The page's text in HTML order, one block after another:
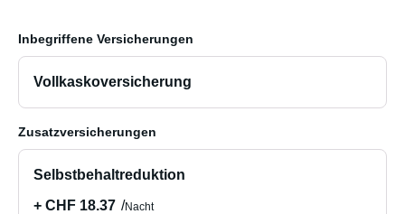
Inbegriffene Versicherungen
Vollkaskoversicherung
Zusatzversicherungen
Selbstbehaltreduktion
+ CHF 18.37
Nacht